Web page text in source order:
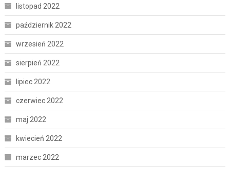
listopad 2022
październik 2022
wrzesień 2022
sierpień 2022
lipiec 2022
czerwiec 2022
maj 2022
kwiecień 2022
marzec 2022